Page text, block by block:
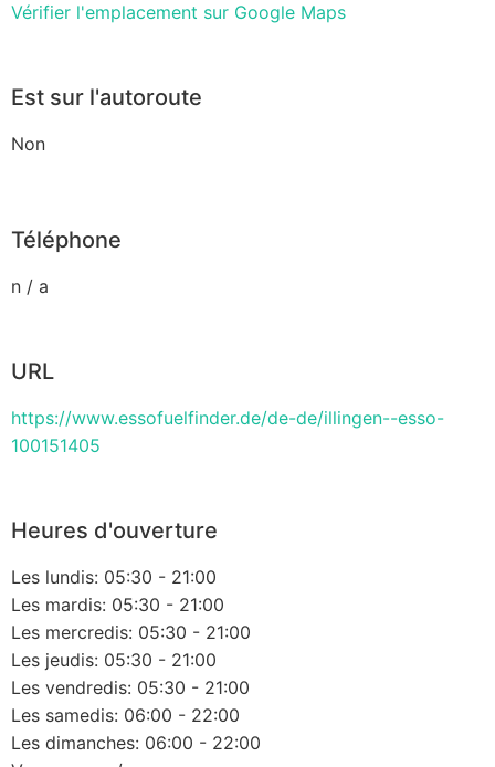
Vérifier l'emplacement sur Google Maps
Est sur l'autoroute
Non
Téléphone
n / a
URL
https://www.essofuelfinder.de/de-de/illingen--esso-
100151405
Heures d'ouverture
Les lundis: 05:30 - 21:00
Les mardis: 05:30 - 21:00
Les mercredis: 05:30 - 21:00
Les jeudis: 05:30 - 21:00
Les vendredis: 05:30 - 21:00
Les samedis: 06:00 - 22:00
Les dimanches: 06:00 - 22:00